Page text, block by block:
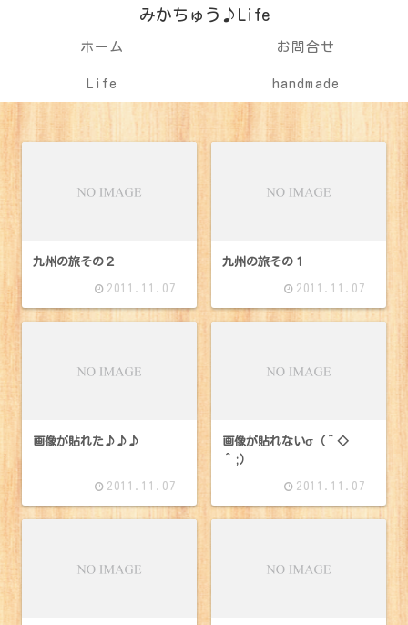
みかちゅう♪Life
ホーム お問合せ
Life handmade
九州の旅その２
2011.11.07
九州の旅その１
2011.11.07
画像が貼れた♪♪♪
2011.11.07
画像が貼れないσ（＾◇
＾;）
2011.11.07